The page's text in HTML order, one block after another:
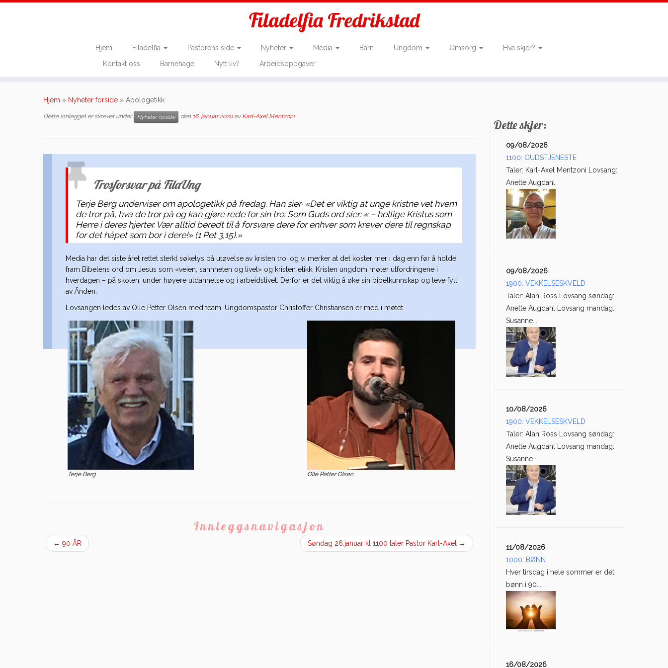
Filadelfia Fredrikstad
Hjem Filadelfia Pastorens side Nyheter Media Barn Ungdom Omsorg
Hva skjer?
Kontakt oss
Barnehage Nytt liv? Arbeidsoppgaver
Hjem » Nyheter forside » Apologetikk
Dette innlegget er skrevet under Nyheter forside den 16. januar 2020 avKarl-Axel Mentzoni
Trosforsvar på FilaUng
Terje Berg underviser om apologetikk på fredag. Han sier· «Det er viktig at unge kristne vet hvem
de tror på, hva de tror på og kan gjøre rede for sin tro. Som Guds ord sier: « – hellige Kristus som
Herre i deres hjerter. Vær alltid beredt til å forsvare dere for enhver som krever dere til regnskap
for det håpet som bor i dere!» (1 Pet 3,15).»
Media har det siste året rettet sterkt søkelys på utøvelse av kristen tro, og vi merker at det koster mer i dag enn før å holde
fram Bibelens ord om Jesus som «veien, sannheten og livet» og kristen etikk. Kristen ungdom møter utfordringene i
hverdagen – på skolen, under høyere utdannelse og i arbeidslivet. Derfor er det viktig å øke sin bibelkunnskap og leve fylt
av Ånden.
Lovsangen ledes av Olle Petter Olsen med team. Ungdomspastor Christoffer Christiansen er med i møtet.
Terje Berg Olle Petter Olsen
Innleggsnavigasjon
← 90 ÅR Søndag 26.januar kl 1100 taler Pastor Karl-Axel →
Dette skjer:
09/08/2026
1100: GUDSTJENESTE
Taler: Karl-Axel Mentzoni Lovsang:
Anette Augdahl
09/08/2026
1900: VEKKELSESKVELD
Taler: Alan Ross Lovsang søndag:
Anette Augdahl Lovsang mandag:
Susanne...
10/08/2026
1900: VEKKELSESKVELD
Taler: Alan Ross Lovsang søndag:
Anette Augdahl Lovsang mandag:
Susanne...
11/08/2026
1000: BØNN
Hver tirsdag i hele sommer er det
bønn i 90...
16/08/2026